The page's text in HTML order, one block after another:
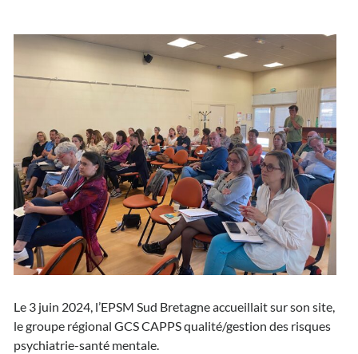
Le 3 juin 2024, l’EPSM Sud Bretagne accueillait sur son site,
le groupe régional GCS CAPPS qualité/gestion des risques
psychiatrie-santé mentale.